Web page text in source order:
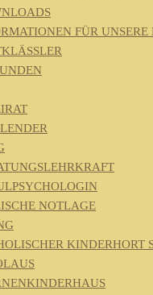
FÜR UNSERE
NOTLAGE
KINDERHORT